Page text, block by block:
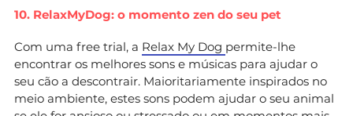
10. RelaxMyDog: o momento zen do seu pet
Com uma free trial, a Relax My Dog permite-lhe
encontrar os melhores sons e músicas para ajudar o
seu cão a descontrair. Maioritariamente inspirados no
meio ambiente, estes sons podem ajudar o seu animal